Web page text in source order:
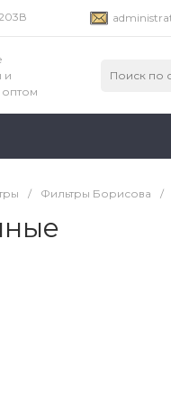
и
оптом
/ Фильтры Борисова /